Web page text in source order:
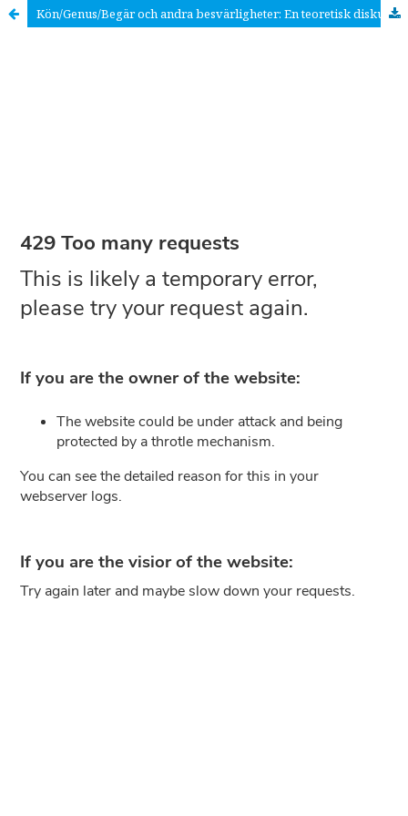
Kön/Genus/Begär och andra besvärligheter: En teoretisk diskussion sprungen ur en analys av den medicinska diskursen rörande intersexualism